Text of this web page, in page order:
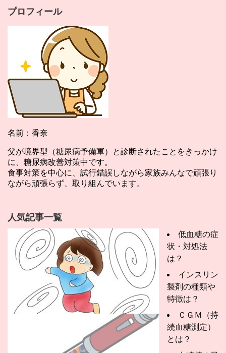
プロフィール
名前：香奈
父が境界型（糖尿病予備軍）と診断されたことをきっかけ
に、糖尿病改善対策中です。
食事対策を中心に、試行錯誤しながら家族みんなで頑張り
ながら頑張らず、取り組んでいます。
人気記事一覧
低血糖の症
状・対処法
は？
インスリン
製剤の種類や
特徴は？
ＣＧＭ（持
続血糖測定）
とは？